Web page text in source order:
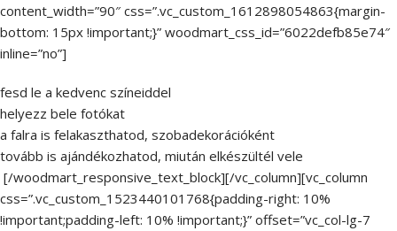
content_width=”90″ css=”.vc_custom_1612898054863{margin-
bottom: 15px !important;}” woodmart_css_id=”6022defb85e74″
inline=”no”]
fesd le a kedvenc színeiddel
helyezz bele fotókat
a falra is felakaszthatod, szobadekorációként
tovább is ajándékozhatod, miután elkészültél vele
[/woodmart_responsive_text_block][/vc_column][vc_column
css=”.vc_custom_1523440101768{padding-right: 10%
!important;padding-left: 10% !important;}” offset=”vc_col-lg-7